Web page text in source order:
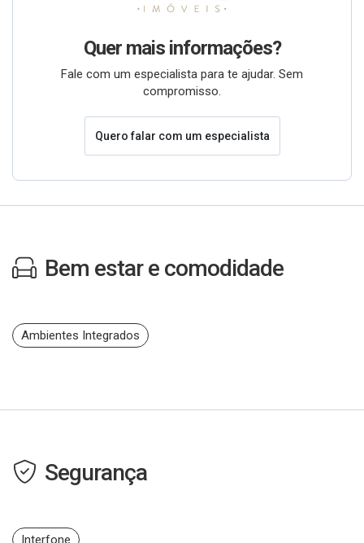
Quer mais informações?
Fale com um especialista para te ajudar. Sem
compromisso.
Quero falar com um especialista
Bem estar e comodidade
Ambientes Integrados
Segurança
Interfone